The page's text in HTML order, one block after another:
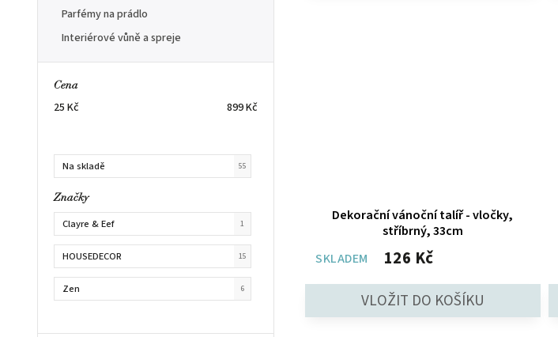
Parfémy na prádlo
Interiérové vůně a spreje
Cena
25 Kč 899Kč
Na skladě 55
Značky
Clayre & Eef 1
HOUSEDECOR 15
Zen 6
Dekorační vánoční talíř - vločky,
stříbrný, 33cm
SKLADEM
126 Kč